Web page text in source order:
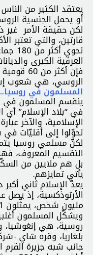
يعتقد الكثير من
أو يحمل الجنسية
لكن حقيقة الأمر غير
قارتين، والتي تعتبر
تحوي
العرقية الكبرى
فإن
الروسي، هي شعوب
المسلمون في
ينقسم المسلمون في
في “بلاد الإسلام” أي
الإسلامية، والآخر
تحوّلوا إلى أقليّات في
لكنّ مسلمي روسيا
التقسيم المعروف،
بل هم ملايين من
يأتي تمايزهم.
يعدّ الإسلام ثاني
مليون شخص، يمثّلون 11% من إجمالي سكان البلاد.
ويشكّل المسلمون
روسية، هي إنغوشيا،
بلغاريا، وقره شاي -
جانب شبه جزيرة